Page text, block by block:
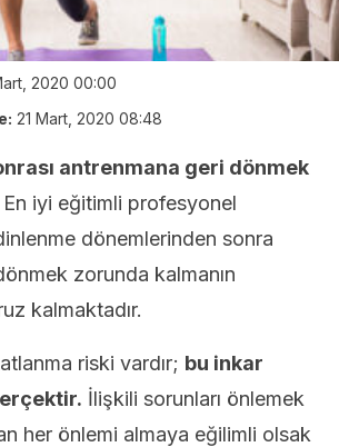
2020 00:00
21 Mart, 2020 08:48
antrenmana geri dönmek
En iyi eğitimli profesyonel
dönemlerinden sonra
zorunda kalmanın
kalmaktadır.
riski vardır; bu inkar
İlişkili sorunları önlemek
her önlemi almaya eğilimli olsak